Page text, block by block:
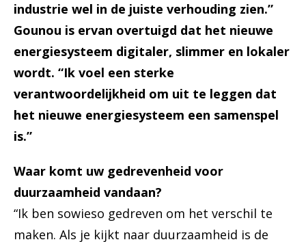
industrie wel in de juiste verhouding zien.”
Gounou is ervan overtuigd dat het nieuwe
energiesysteem digitaler, slimmer en lokaler
wordt. “Ik voel een sterke
verantwoordelijkheid om uit te leggen dat
het nieuwe energiesysteem een samenspel
is.”
Waar komt uw gedrevenheid voor
duurzaamheid vandaan?
“Ik ben sowieso gedreven om het verschil te
maken. Als je kijkt naar duurzaamheid is de